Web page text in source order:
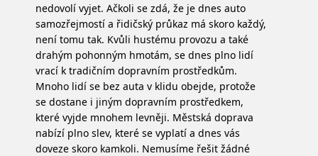
nedovolí vyjet. Ačkoli se zdá, že je dnes auto
samozřejmostí a řidičský průkaz má skoro každý,
není tomu tak. Kvůli hustému provozu a také
drahým pohonným hmotám, se dnes plno lidí
vrací k tradičním dopravním prostředkům.
Mnoho lidí se bez auta v klidu obejde, protože
se dostane i jiným dopravním prostředkem,
které vyjde mnohem levněji. Městská doprava
nabízí plno slev, které se vyplatí a dnes vás
doveze skoro kamkoli. Nemusíme řešit žádné